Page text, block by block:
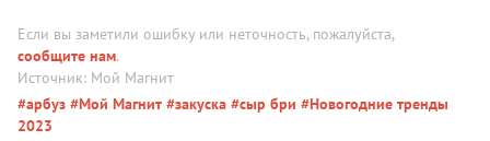
Если вы заметили ошибку или неточность, пожалуйста,
сообщите нам.
Источник: Мой Магнит
#арбуз #Мой Магнит #закуска #сыр бри #Новогодние тренды
2023